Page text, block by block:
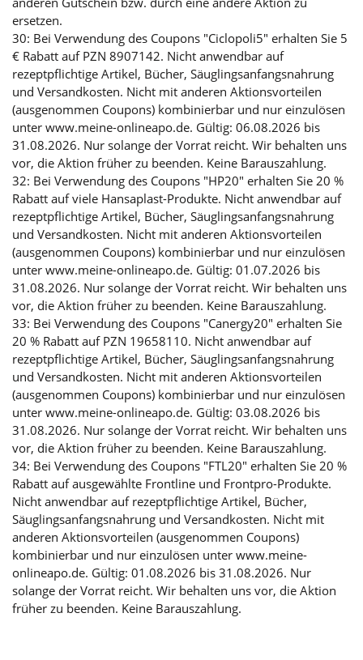
ersetzen.
30: Bei Verwendung des Coupons "Ciclopoli5" erhalten Sie 5
€ Rabatt auf PZN 8907142. Nicht anwendbar auf
rezeptpflichtige Artikel, Bücher, Säuglingsanfangsnahrung
und Versandkosten. Nicht mit anderen Aktionsvorteilen
(ausgenommen Coupons) kombinierbar und nur einzulösen
unter www.meine-onlineapo.de. Gültig: 06.08.2026 bis
31.08.2026. Nur solange der Vorrat reicht. Wir behalten uns
vor, die Aktion früher zu beenden. Keine Barauszahlung.
32: Bei Verwendung des Coupons "HP20" erhalten Sie 20 %
Rabatt auf viele Hansaplast-Produkte. Nicht anwendbar auf
rezeptpflichtige Artikel, Bücher, Säuglingsanfangsnahrung
und Versandkosten. Nicht mit anderen Aktionsvorteilen
(ausgenommen Coupons) kombinierbar und nur einzulösen
unter www.meine-onlineapo.de. Gültig: 01.07.2026 bis
31.08.2026. Nur solange der Vorrat reicht. Wir behalten uns
vor, die Aktion früher zu beenden. Keine Barauszahlung.
33: Bei Verwendung des Coupons "Canergy20" erhalten Sie
20 % Rabatt auf PZN 19658110. Nicht anwendbar auf
rezeptpflichtige Artikel, Bücher, Säuglingsanfangsnahrung
und Versandkosten. Nicht mit anderen Aktionsvorteilen
(ausgenommen Coupons) kombinierbar und nur einzulösen
unter www.meine-onlineapo.de. Gültig: 03.08.2026 bis
31.08.2026. Nur solange der Vorrat reicht. Wir behalten uns
vor, die Aktion früher zu beenden. Keine Barauszahlung.
34: Bei Verwendung des Coupons "FTL20" erhalten Sie 20 %
Rabatt auf ausgewählte Frontline und Frontpro-Produkte.
Nicht anwendbar auf rezeptpflichtige Artikel, Bücher,
Säuglingsanfangsnahrung und Versandkosten. Nicht mit
anderen Aktionsvorteilen (ausgenommen Coupons)
kombinierbar und nur einzulösen unter www.meine-
onlineapo.de. Gültig: 01.08.2026 bis 31.08.2026. Nur
solange der Vorrat reicht. Wir behalten uns vor, die Aktion
früher zu beenden. Keine Barauszahlung.